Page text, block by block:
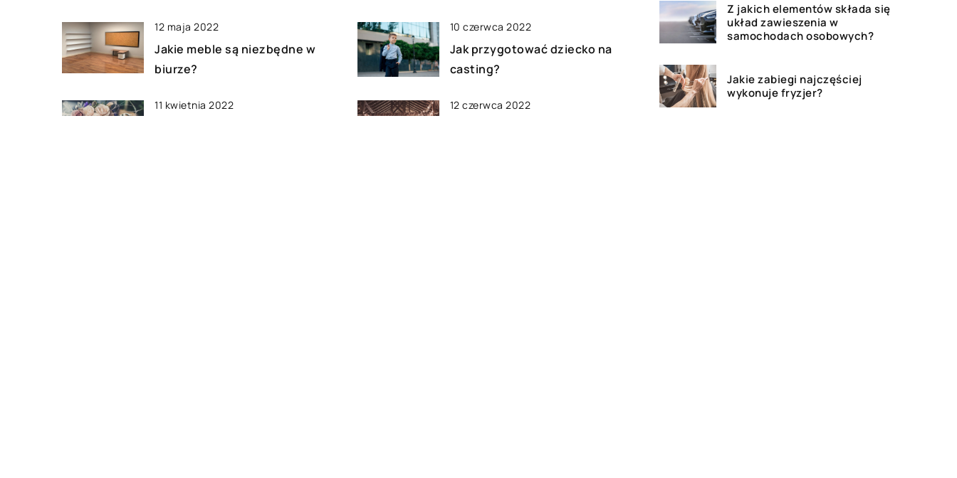
12 maja 2022
Jakie meble są niezbędne w
biurze?
10 czerwca 2022
Jak przygotować dziecko na
casting?
11 kwietnia 2022 12 czerwca 2022
Z jakich elementów składa się
układ zawieszenia w
samochodach osobowych?
Jakie zabiegi najczęściej
wykonuje fryzjer?